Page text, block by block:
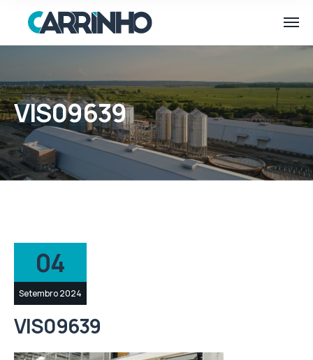
VIS09639
04
Setembro 2024
VIS09639